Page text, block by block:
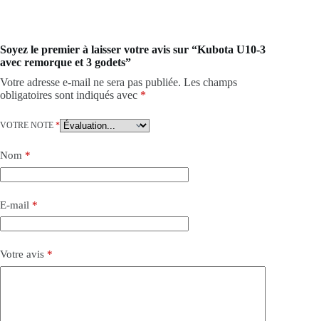
Soyez le premier à laisser votre avis sur “Kubota U10-3
avec remorque et 3 godets”
Votre adresse e-mail ne sera pas publiée. Les champs
obligatoires sont indiqués avec *
VOTRE NOTE *
Nom *
E-mail *
Votre avis *